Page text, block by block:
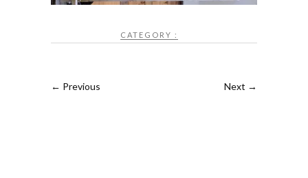
CATEGORY :
← Previous Next →